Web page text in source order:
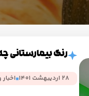
رنگ الکیدی آکرولیک پایه آب
رنگ بیمارستانی چه اهمیتی
28 اردیبهشت 1401